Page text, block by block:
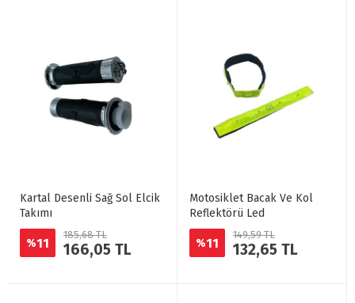
Kartal Desenli Sağ Sol Elcik
Takımı
%11
185,68 TL
166,05 TL
Motosiklet Bacak Ve Kol
Reflektörü Led
%11
149,59 TL
132,65 TL